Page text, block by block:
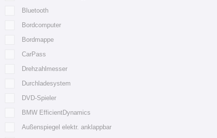
Bluetooth
Bordcomputer
Bordmappe
CarPass
Drehzahlmesser
Durchladesystem
DVD-Spieler
BMW EfficientDynamics
Außenspiegel elektr. anklappbar